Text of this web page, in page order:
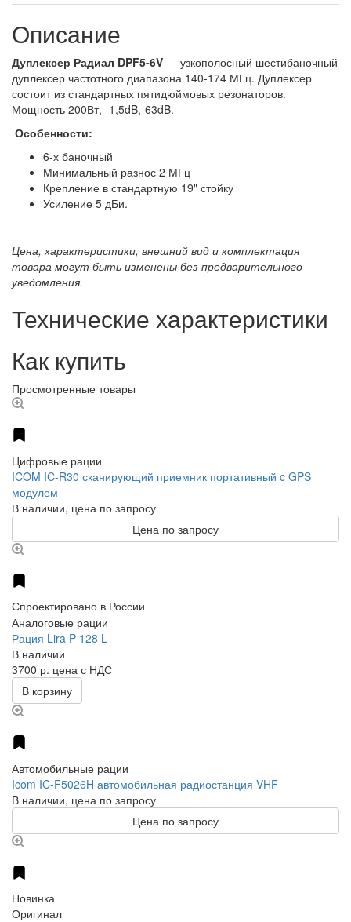
Описание
Дуплексер Радиал DPF5-6V — узкополосный шестибаночный
дуплексер частотного диапазона 140-174 МГц. Дуплексер
состоит из стандартных пятидюймовых резонаторов.
Мощность 200Вт, -1,5dB,-63dB.
Особенности:
6-х баночный
Минимальный разнос 2 МГц
Крепление в стандартную 19" стойку
Усиление 5 дБи.
Цена, характеристики, внешний вид и комплектация
товара могут быть изменены без предварительного
уведомления.
Технические характеристики
Как купить
Просмотренные товары
Цифровые рации
ICOM IC-R30 сканирующий приемник портативный c GPS
модулем
В наличии, цена по запросу
Цена по запросу
Спроектировано в России
Аналоговые рации
Рация Lira P-128 L
В наличии
3700 р. цена с НДС
В корзину
Автомобильные рации
Icom IC-F5026H автомобильная радиостанция VHF
В наличии, цена по запросу
Цена по запросу
Новинка
Оригинал